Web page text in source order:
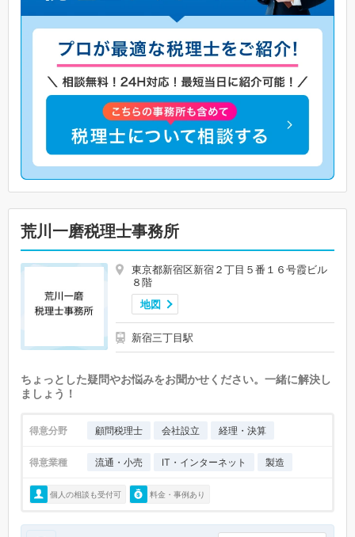
荒川一磨税理士事務所
東京都新宿区新宿２丁目５番１６号霞ビル
８階
地図
新宿三丁目駅
ちょっとした疑問やお悩みをお聞かせください。一緒に解決し
ましょう！
得意分野 顧問税理士 会社設立 経理・決算
得意業種 流通・小売 IT・インターネット 製造
個人の相談も受付可 料金・事例あり